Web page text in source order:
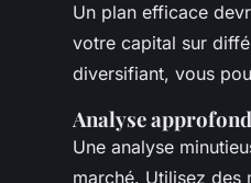
Un plan efficace
votre capital sur
diversifiant, vous
Analyse
Une analyse
marché. Utilisez des